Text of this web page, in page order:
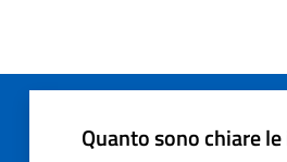
Quanto sono chiare